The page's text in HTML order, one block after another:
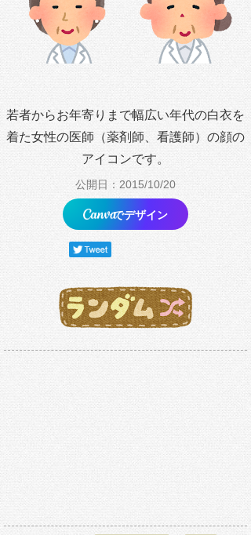
若者からお年寄りまで幅広い年代の白衣を
着た女性の医師（薬剤師、看護師）の顔の
アイコンです。
公開日：2015/10/20
でデザイン